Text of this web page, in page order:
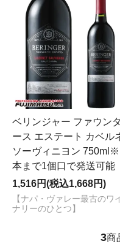
ベリンジャー ファウン
ース エステート カベル
ソーヴィニヨン
本まで1個口で発送可能
1,516円(税込1,668円)
【ナパ・ヴァレー最古のワ
ナリーのひとつ】
3商